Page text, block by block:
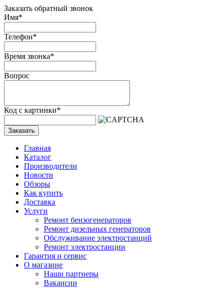
Заказать обратный звонок
Имя*
Телефон*
Время звонка*
Вопрос
Код с картинки*
Заказать
Главная
Каталог
Производители
Новости
Обзоры
Как купить
Доставка
Услуги
Ремонт бензогенераторов
Ремонт дизельных генераторов
Обслуживание электростанций
Ремонт электростанции
Гарантия и сервис
О магазине
Наши партнеры
Вакансии